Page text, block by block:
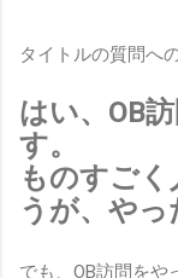
タイトルの質問へ
はい、OB
す。
ものすご
うが、やっ
でも、OB訪問を